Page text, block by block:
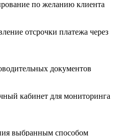
по желанию клиента
отсрочки платежа через
документов
кабинет для мониторинга
выбранным способом